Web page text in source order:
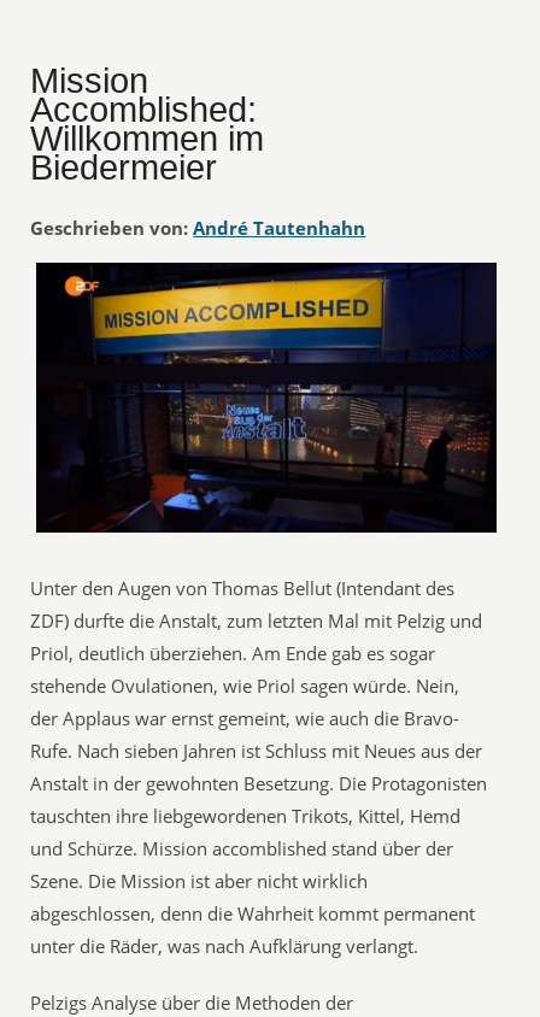
Mission
Accomblished:
Willkommen im
Biedermeier
Geschrieben von: André Tautenhahn
Unter den Augen von Thomas Bellut (Intendant des
ZDF) durfte die Anstalt, zum letzten Mal mit Pelzig und
Priol, deutlich überziehen. Am Ende gab es sogar
stehende Ovulationen, wie Priol sagen würde. Nein,
der Applaus war ernst gemeint, wie auch die Bravo-
Rufe. Nach sieben Jahren ist Schluss mit Neues aus der
Anstalt in der gewohnten Besetzung. Die Protagonisten
tauschten ihre liebgewordenen Trikots, Kittel, Hemd
und Schürze. Mission accomblished stand über der
Szene. Die Mission ist aber nicht wirklich
abgeschlossen, denn die Wahrheit kommt permanent
unter die Räder, was nach Aufklärung verlangt.
Pelzigs Analyse über die Methoden der